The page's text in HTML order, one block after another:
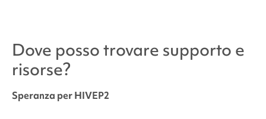
Dove posso trovare supporto e
risorse?
Speranza per HIVEP2